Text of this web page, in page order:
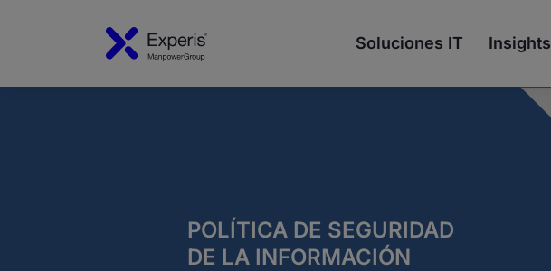
Soluciones IT Insights
POLÍTICA DE SEGURIDAD
DE LA INFORMACIÓN